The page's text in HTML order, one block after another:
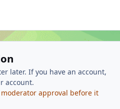
later. If you have an account,
account.
approval before it